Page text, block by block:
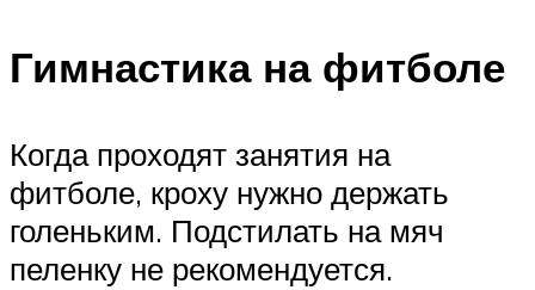
Гимнастика на фитболе
Когда проходят занятия на
фитболе, кроху нужно держать
голеньким. Подстилать на мяч
пеленку не рекомендуется.